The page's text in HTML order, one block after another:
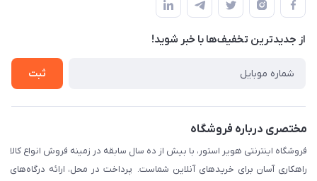
لیست محصولات
درباره ما
قوانین و مقرارت
حریم خصوصی
راهنما
از جدید‌ترین تخفیف‌ها با‌ خبر شوید!
ثبت
مختصری درباره فروشگاه
فروشگاه اینترنتی هویر استور، با بیش از ده سال سابقه در زمینه فروش انواع کالا
راهکاری آسان برای خریدهای آنلاین شماست. پرداخت در محل، ارائه درگاه‌های